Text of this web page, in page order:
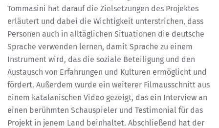
Tommasini hat darauf die Zielsetzungen des Projektes
erläutert und dabei die Wichtigkeit unterstrichen, dass
Personen auch in alltäglichen Situationen die deutsche
Sprache verwenden lernen, damit Sprache zu einem
Instrument wird, das die soziale Beteiligung und den
Austausch von Erfahrungen und Kulturen ermöglicht und
fördert. Außerdem wurde ein weiterer Filmausschnitt aus
einem katalanischen Video gezeigt, das ein Interview an
einen berühmten Schauspieler und Testimonial für das
Projekt in jenem Land beinhaltet. Abschließend hat der